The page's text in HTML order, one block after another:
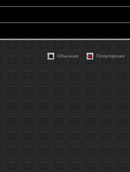
Обычная Популярная